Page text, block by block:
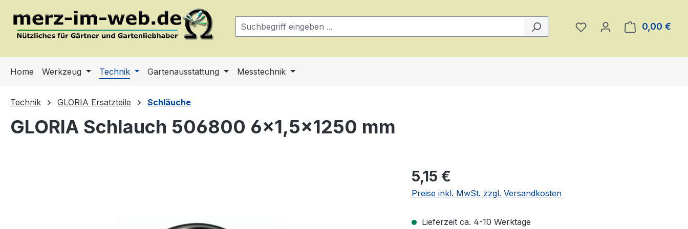
Hauptinhalt springen
Zur Suche springen
Zur Hauptnavigation springen
Du hast 0 Produkte auf
0,00 €
Home Werkzeug Technik Gartenausstattung Messtechnik
Technik GLORIA Ersatzteile Schläuche
GLORIA Schlauch 506800 6×1,5×1250 mm
Regulärer Preis:
5,15 €
Preise inkl. MwSt. zzgl. Versandkosten
Lieferzeit ca. 4-10 Werktage